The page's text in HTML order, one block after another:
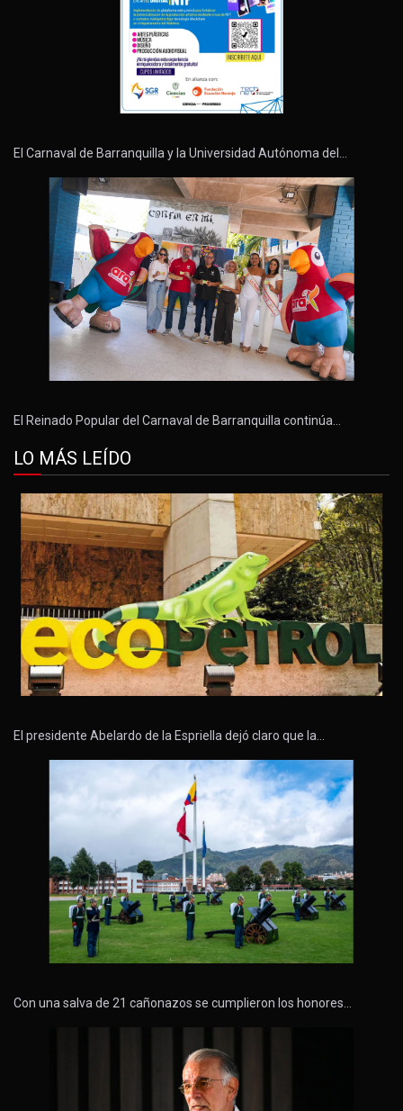
El Carnaval de Barranquilla y la Universidad Autónoma del…
El Reinado Popular del Carnaval de Barranquilla continúa…
LO MÁS LEÍDO
El presidente Abelardo de la Espriella dejó claro que la…
Con una salva de 21 cañonazos se cumplieron los honores…